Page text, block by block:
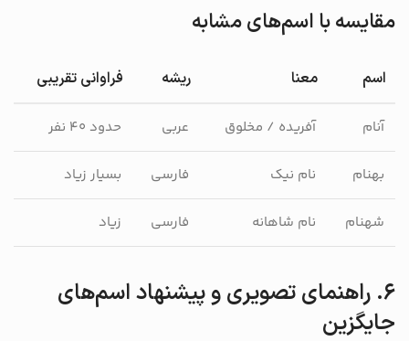
مقایسه با اسم‌های مشابه
اسم معنا ریشه فراوانی تقریبی
آنام آفریده / مخلوق عربی حدود ۴۰ نفر
بهنام نام نیک فارسی بسیار زیاد
شهنام نام شاهانه فارسی زیاد
۶. راهنمای تصویری و پیشنهاد اسم‌های
جایگزین